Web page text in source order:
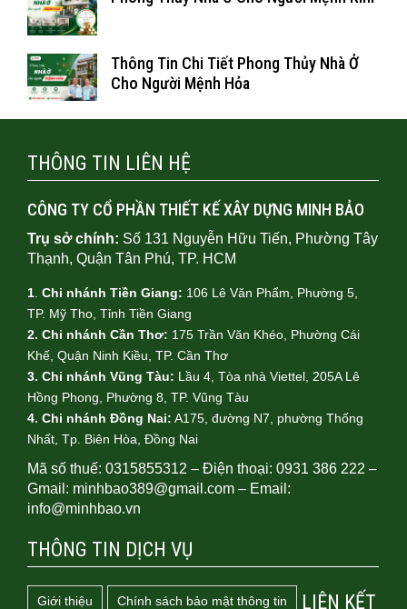
Thông Tin Chi Tiết Phong Thủy Nhà Ở
Cho Người Mệnh Hỏa
THÔNG TIN LIÊN HỆ
CÔNG TY CỔ PHẦN THIẾT KẾ XÂY DỰNG MINH BẢO
Trụ sở chính: Số 131 Nguyễn Hữu Tiến, Phường Tây
Thạnh, Quận Tân Phú, TP. HCM
1 Chi nhánh Tiền Giang: 106 Lê Văn Phẩm, Phường 5,
TP. Mỹ Tho, Tỉnh Tiền Giang
2. Chi nhánh Cần Thơ: 175 Trần Văn Khéo, Phường Cái
Khế, Quận Ninh Kiều, TP. Cần Thơ
3. Chi nhánh Vũng Tàu: Lầu 4, Tòa nhà Viettel, 205A Lê
Hồng Phong, Phường 8, TP. Vũng Tàu
4. Chi nhánh Đồng Nai: A175, đường N7, phường Thống
Nhất, Tp. Biên Hòa, Đồng Nai
Mã số thuế: 0315855312 – Điện thoại: 0931 386 222 –
Gmail: minhbao389@gmail.com – Email:
info@minhbao.vn
THÔNG TIN DỊCH VỤ
Giới thiệu Chính sách bảo mật thông tin LIÊN KẾT